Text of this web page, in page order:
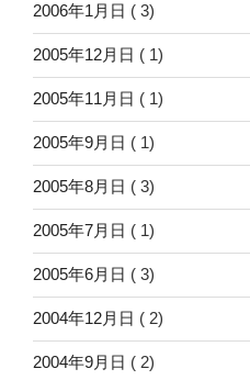
2006年1月日 ( 3)
2005年12月日 ( 1)
2005年11月日 ( 1)
2005年9月日 ( 1)
2005年8月日 ( 3)
2005年7月日 ( 1)
2005年6月日 ( 3)
2004年12月日 ( 2)
2004年9月日 ( 2)